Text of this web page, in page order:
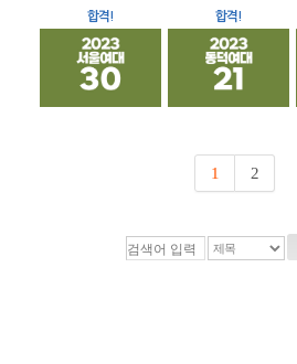
합격!
합격!
1 2